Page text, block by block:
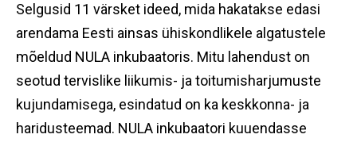
Selgusid 11 värsket ideed, mida hakatakse edasi
arendama Eesti ainsas ühiskondlikele algatustele
mõeldud NULA inkubaatoris. Mitu lahendust on
seotud tervislike liikumis- ja toitumisharjumuste
kujundamisega, esindatud on ka keskkonna- ja
haridusteemad. NULA inkubaatori kuuendasse